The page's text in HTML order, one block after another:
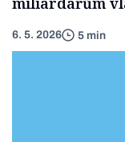
6. 5. 2026 5 min